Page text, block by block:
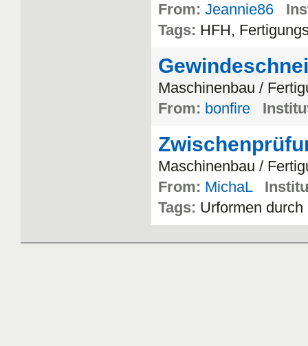
From: Jeannie86
Tags: HFH,
Maschinenbau /
From: bonfire
Maschinenbau /
From: MichaL
Tags: Urformen durch